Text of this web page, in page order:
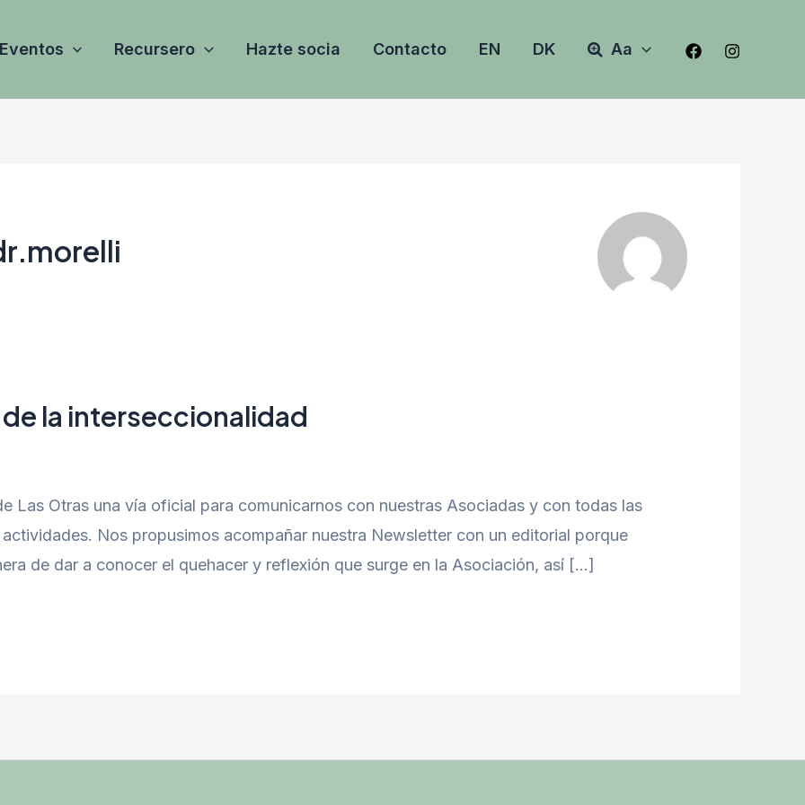
Eventos Recursero Hazte socia Contacto EN DK Aa
la interseccionalidad
Las Otras una vía oficial para comunicarnos con nuestras Asociadas y con todas las
Nos propusimos acompañar nuestra Newsletter con un editorial porque
de dar a conocer el quehacer y reflexión que surge en la Asociación, así […]